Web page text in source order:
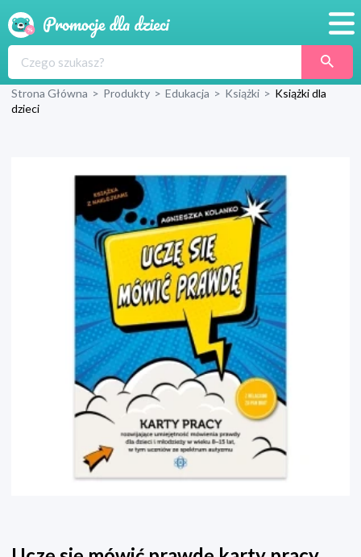
Produkty
Blog
Wyprawka
Strona Główna > Produkty > Edukacja > Książki > Książki dla
dzieci